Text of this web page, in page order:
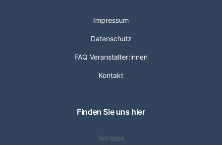
Impressum
Datenschutz
FAQ Veranstalter:innen
Kontakt
Finden Sie uns hier
Adresse